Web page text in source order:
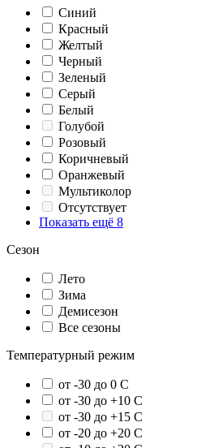
Синий
Красный
Желтый
Черный
Зеленый
Серый
Белый
Голубой
Розовый
Коричневый
Оранжевый
Мультиколор
Отсутствует
Показать ещё 8
Сезон
Лето
Зима
Демисезон
Все сезоны
Температурный режим
от -30 до 0 С
от -30 до +10 С
от -30 до +15 С
от -20 до +20 С